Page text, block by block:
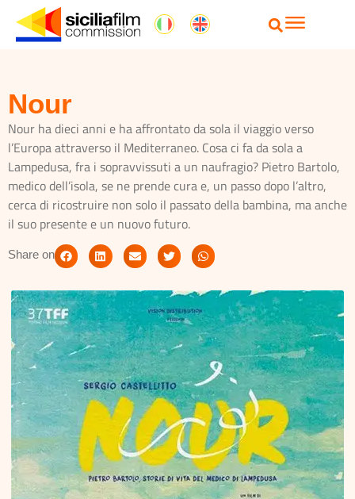
Nour
Nour ha dieci anni e ha affrontato da sola il viaggio verso
l’Europa attraverso il Mediterraneo. Cosa ci fa da sola a
Lampedusa, fra i sopravvissuti a un naufragio? Pietro Bartolo,
medico dell’isola, se ne prende cura e, un passo dopo l’altro,
cerca di ricostruire non solo il passato della bambina, ma anche
il suo presente e un nuovo futuro.
Share on